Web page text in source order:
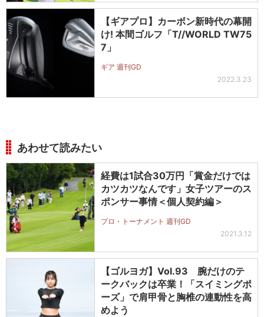
【ギアプロ】カーボン新時代の幕開
け! 本間ゴルフ「T//WORLD TW75
7」
ギア 週刊GD
2022.3.23
あわせて読みたい
経費は1試合30万円「賞金だけでは
カツカツなんです」女子ツアーのス
ポンサー事情＜個人契約編＞
プロ・トーナメント 週刊GD
2021.3.12
【ゴルヨガ】Vol.93 腕だけのテ
ークバックは卒業！「スイミングポ
ーズ」で肩甲骨と胸椎の連動性を高
めよう